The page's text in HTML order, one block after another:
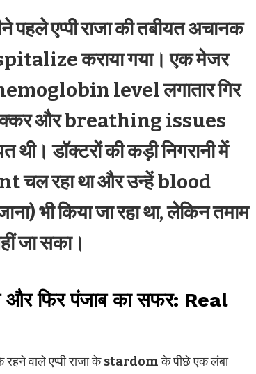
पहले एप्पी राजा की तबीयत अचानक
कराया गया। एक मेजर
level लगातार गिर
चक्कर और breathing issues
डॉक्टरों की कड़ी निगरानी में
रहा था और उन्हें blood
भी किया जा रहा था, लेकिन तमाम
जा सका।
फिर पंजाब का सफर: Real
रहने वाले एप्पी राजा केstardomके पीछे एक लंबा